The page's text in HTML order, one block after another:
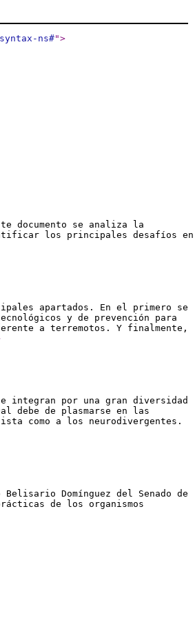
ns#">
documento se analiza la
los principales desafíos en
apartados. En el primero se
y de prevención para
a terremotos. Y finalmente,
integran por una gran diversidad
debe de plasmarse en las
como a los neurodivergentes.
Domínguez del Senado de
de los organismos